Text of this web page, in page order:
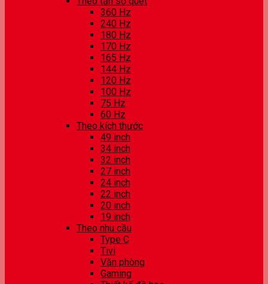
360 Hz
240 Hz
180 Hz
170 Hz
165 Hz
144 Hz
120 Hz
100 Hz
75 Hz
60 Hz
Theo kích thước
49 inch
34 inch
32 inch
27 inch
24 inch
22 inch
20 inch
19 inch
Theo nhu cầu
Type C
Tivi
Văn phòng
Gaming